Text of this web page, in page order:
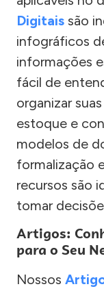
Digitais são
infográficos
informações
fácil de
organizar
estoque e
modelos de
formalização
recursos são
tomar
Artigos:
para o Seu
Nossos